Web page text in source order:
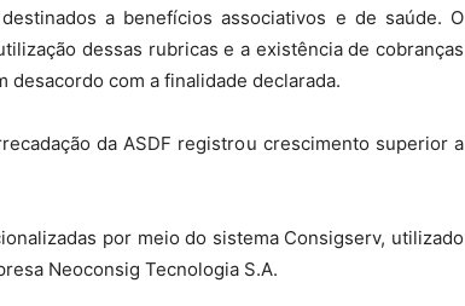
a benefícios associativos e de saúde. O
dessas rubricas e a existência de cobranças
desacordo com a finalidade declarada.
da ASDF registrou crescimento superior a
por meio do sistema Consigserv, utilizado
Neoconsig Tecnologia S.A.